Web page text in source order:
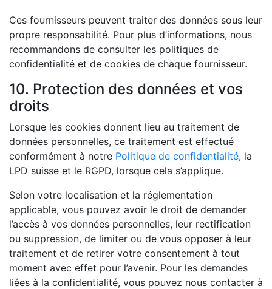
Ces fournisseurs peuvent traiter des données sous leur
propre responsabilité. Pour plus d’informations, nous
recommandons de consulter les politiques de
confidentialité et de cookies de chaque fournisseur.
10. Protection des données et vos
droits
Lorsque les cookies donnent lieu au traitement de
données personnelles, ce traitement est effectué
conformément à notre Politique de confidentialité, la
LPD suisse et le RGPD, lorsque cela s’applique.
Selon votre localisation et la réglementation
applicable, vous pouvez avoir le droit de demander
l’accès à vos données personnelles, leur rectification
ou suppression, de limiter ou de vous opposer à leur
traitement et de retirer votre consentement à tout
moment avec effet pour l’avenir. Pour les demandes
liées à la confidentialité, vous pouvez nous contacter à